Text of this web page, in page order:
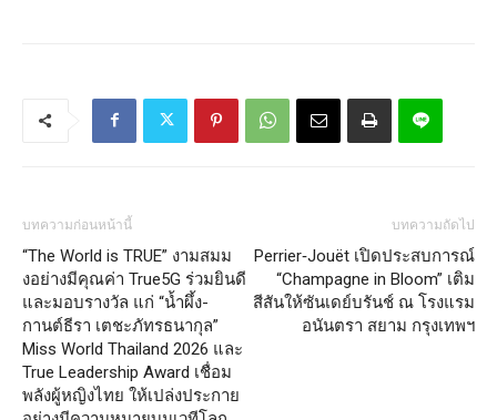
บทความก่อนหน้านี้
“The World is TRUE” งามสมม
งอย่างมีคุณค่า True5G ร่วมยินดี
และมอบรางวัล แก่ “น้ำผึ้ง-
กานต์ธีรา เตชะภัทรธนากุล”
Miss World Thailand 2026 และ
True Leadership Award เชื่อม
พลังผู้หญิงไทย ให้เปล่งประกาย
บทความถัดไป
Perrier‑Jouët เปิดประสบการณ์
“Champagne in Bloom” เติม
สีสันให้ซันเดย์บรันช์ ณ โรงแรม
อนันตรา สยาม กรุงเทพฯ